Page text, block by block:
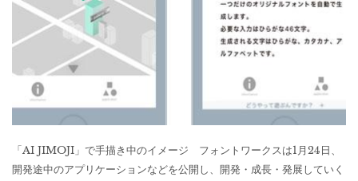
「AI JIMOJI」で手描き中のイメージ フォントワークスは1月24日、
開発途中のアプリケーションなどを公開し、開発・成長・発展していく